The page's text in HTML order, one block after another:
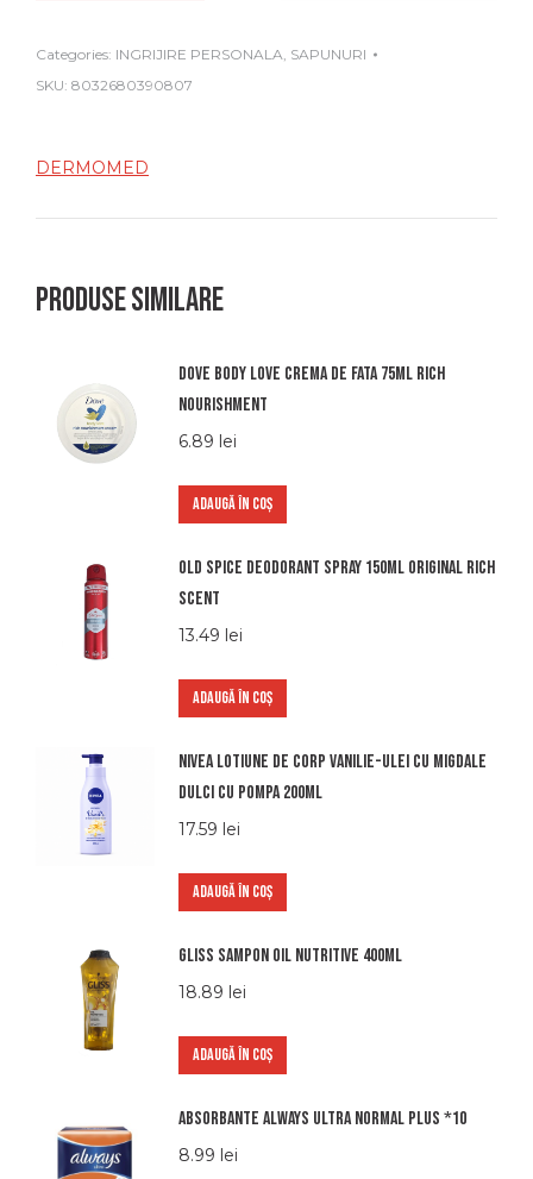
Categories: INGRIJIRE PERSONALA SAPUNURI
SKU: 8032680390807
DERMOMED
Produse similare
Dove body love crema de fata 75ml rich
nourishment
6.89 lei
ADAUGĂ ÎN COȘ
Old spice deodorant spray 150ml original rich
scent
13.49 lei
ADAUGĂ ÎN COȘ
Nivea lotiune de corp vanilie-ulei cu migdale
dulci cu pompa 200ml
17.59 lei
ADAUGĂ ÎN COȘ
Gliss Sampon Oil Nutritive 400ml
18.89 lei
ADAUGĂ ÎN COȘ
Absorbante Always Ultra normal plus *10
8.99 lei